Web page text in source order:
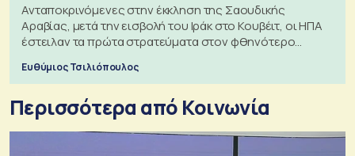
Ανταποκρινόμενες στην έκκληση της Σαουδικής
Αραβίας, μετά την εισβολή του Ιράκ στο Κουβέιτ, οι ΗΠΑ
έστειλαν τα πρώτα στρατεύματα στον φθηνότερο
Ευθύμιος Τσιλιόπουλος
Περισσότερα από Κοινωνία